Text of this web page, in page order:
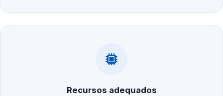
Recursos adequados